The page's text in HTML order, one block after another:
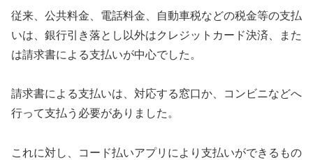
従来、公共料金、電話料金、自動車税などの税金等の支払
いは、銀行引き落とし以外はクレジットカード決済、また
は請求書による支払いが中心でした。
請求書による支払いは、対応する窓口か、コンビニなどへ
行って支払う必要がありました。
これに対し、コード払いアプリにより支払いができるもの